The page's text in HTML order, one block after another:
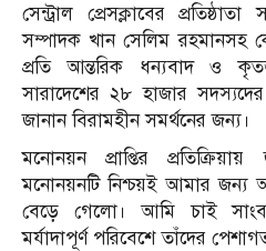
সেন্ট্রাল প্রেসক্লাবের
সম্পাদক খান সেলিম রহমানসহ
প্রতি আন্তরিক ধন্যবাদ ও
সারাদেশের ২৮ হাজার
জানান বিরামহীন সমর্থনের জন্য।
মনোনয়ন প্রাপ্তির
মনোনয়নটি নিশ্চয়ই আমার জন্য
বেড়ে গেলো। আমি চাই
মর্যাদাপূর্ণ পরিবেশে তাঁদের